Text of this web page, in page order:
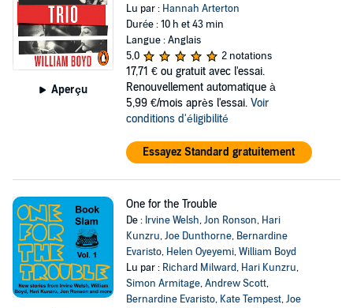
Aperçu
Lu par : Hannah Arterton
Durée : 10 h et 43 min
Langue : Anglais
5,0
2 notations
17,71 € ou gratuit avec l'essai.
Renouvellement automatique à
5,99 €/mois après l'essai. Voir
conditions d'éligibilité
Essayez Standard gratuitement
One for the Trouble
De : Irvine Welsh,Jon Ronson, Hari
Kunzru,Joe Dunthorne, Bernardine
Evaristo, Helen Oyeyemi,William Boyd
Lu par : Richard Milward, Hari Kunzru,
Simon Armitage,Andrew Scott,
Bernardine Evaristo, Kate Tempest,Joe